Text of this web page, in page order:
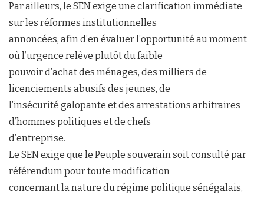
Par ailleurs, le SEN exige une clarification immédiate
sur les réformes institutionnelles
annoncées, afin d’en évaluer l’opportunité au moment
où l’urgence relève plutôt du faible
pouvoir d’achat des ménages, des milliers de
licenciements abusifs des jeunes, de
l’insécurité galopante et des arrestations arbitraires
d’hommes politiques et de chefs
d’entreprise.
Le SEN exige que le Peuple souverain soit consulté par
référendum pour toute modification
concernant la nature du régime politique sénégalais,